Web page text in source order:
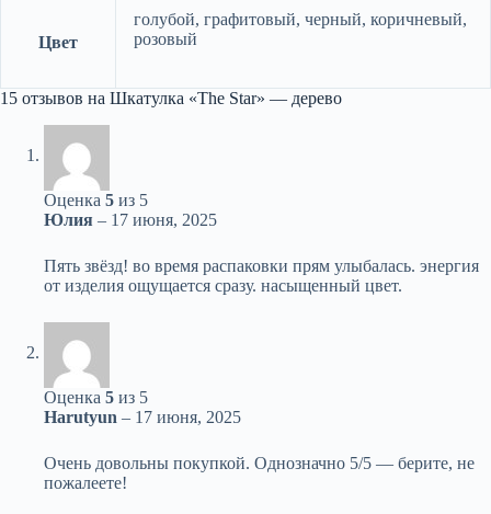
Цвет
голубой, графитовый, черный, коричневый,
розовый
15 отзывов на Шкатулка «The Star» — дерево
Оценка 5 из 5
Юлия – 17 июня, 2025
Пять звёзд! во время распаковки прям улыбалась. энергия
от изделия ощущается сразу. насыщенный цвет.
Оценка 5 из 5
Harutyun – 17 июня, 2025
Очень довольны покупкой. Однозначно 5/5 — берите, не
пожалеете!